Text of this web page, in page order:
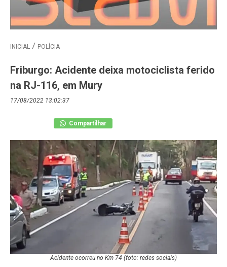
INICIAL POLÍCIA
Friburgo: Acidente deixa motociclista ferido
na RJ-116, em Mury
17/08/2022 13:02:37
Compartilhar
Acidente ocorreu no Km 74 (foto: redes sociais)